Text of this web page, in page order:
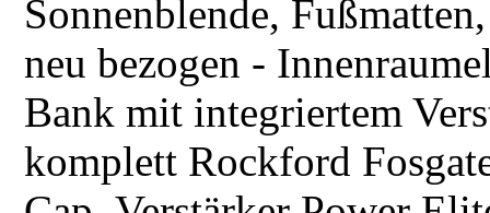
Sonnenblende,
neu bezogen -
Bank mit integriertem
komplett Rockford